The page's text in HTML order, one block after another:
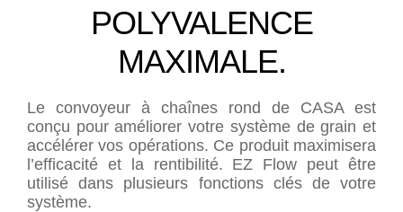
POLYVALENCE
MAXIMALE.
Le convoyeur à chaînes rond de CASA est
conçu pour améliorer votre système de grain et
accélérer vos opérations. Ce produit maximisera
l’efficacité et la rentibilité. EZ Flow peut être
utilisé dans plusieurs fonctions clés de votre
système.